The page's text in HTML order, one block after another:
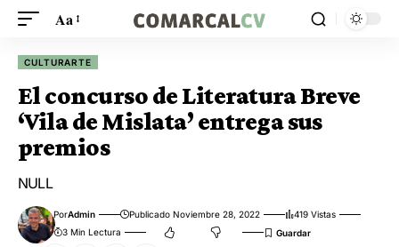
Aa
CULTURARTE
El concurso de Literatura Breve
‘Vila de Mislata’ entrega sus
premios
NULL
PorAdmin Publicado Noviembre 28, 2022
419 Vistas
3 Min Lectura